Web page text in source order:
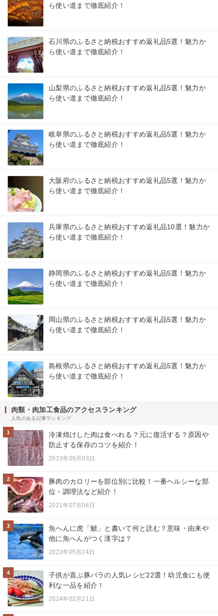
ら使い道まで徹底紹介！
石川県のふるさと納税おすすめ返礼品5選！魅力か
ら使い道まで徹底紹介！
山梨県のふるさと納税おすすめ返礼品5選！魅力か
ら使い道まで徹底紹介！
岐阜県のふるさと納税おすすめ返礼品5選！魅力か
ら使い道まで徹底紹介！
大阪府のふるさと納税おすすめ返礼品5選！魅力か
ら使い道まで徹底紹介！
兵庫県のふるさと納税おすすめ返礼品10選！魅力か
ら使い道まで徹底紹介！
静岡県のふるさと納税おすすめ返礼品5選！魅力か
ら使い道まで徹底紹介！
岡山県のふるさと納税おすすめ返礼品5選！魅力か
ら使い道まで徹底紹介！
島根県のふるさと納税おすすめ返礼品5選！魅力か
ら使い道まで徹底紹介！
肉類・肉加工食品のアクセスランキング
人気のある記事ランキング
1
冷凍焼けした肉は食べれる？元に復活する？原因や
防止する保存のコツを紹介！
2023年05月03日
2
豚肉のカロリーを部位別に比較！一番ヘルシーな部
位・調理法など紹介！
2021年07月06日
3
魚へんに虎「鯱」と書いて何と読む？意味・由来や
他に魚へんがつく漢字は？
2023年05月24日
4
子供が喜ぶ豚バラの人気レシピ22選！幼児食にも便
利な一品を紹介！
2024年02月21日